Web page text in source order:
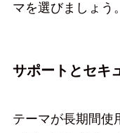
マを選びましょう。
サポートとセキ
テーマが長期間使